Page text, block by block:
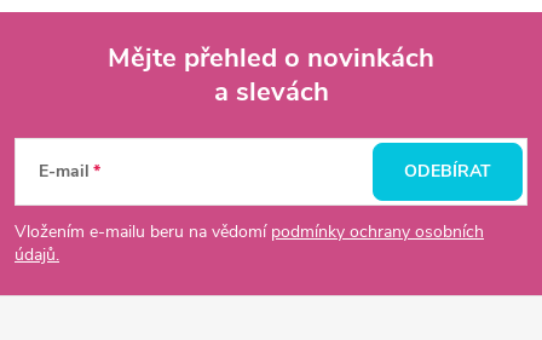
p
a
Mějte přehled o novinkách
a slevách
E-mail
Vložením e-mailu beru na vědomí podmínky ochrany osobních
údajů.
ODEBÍRAT